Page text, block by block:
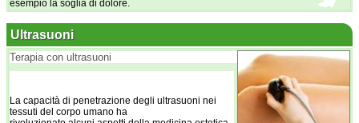
esempio la soglia di dolore.
Ultrasuoni
Terapia con ultrasuoni
La capacità di penetrazione degli ultrasuoni nei
tessuti del corpo umano ha